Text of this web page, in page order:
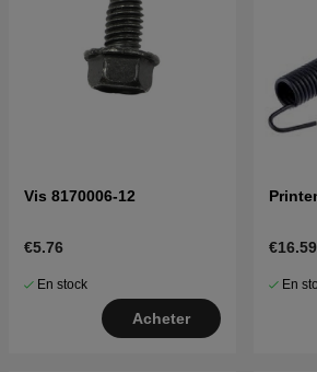
Vis 8170006-12
€5.76
En stock
Acheter
€16.59
En